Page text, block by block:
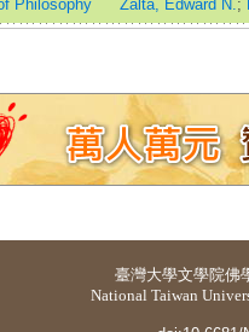
Philosophy Zalta, Edward N.;
臺灣大學文學院佛
National Taiwan